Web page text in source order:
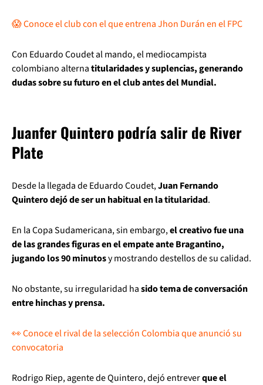
😱 Conoce el club con el que entrena Jhon Durán en el FPC
Con Eduardo Coudet al mando, el mediocampista
colombiano alternatitularidades y suplencias, generando
dudas sobre su futuro en el club antes del Mundial.
Juanfer Quintero podría salir de River
Plate
Desde la llegada de Eduardo Coudet,Juan Fernando
Quintero dejó de ser un habitual en la titularidad.
En la Copa Sudamericana, sin embargo,el creativo fue una
de las grandes figuras en el empate ante Bragantino,
jugando los 90 minutosy mostrando destellos de su calidad.
No obstante, su irregularidad hasido tema de conversación
entre hinchas y prensa.
👀 Conoce el rival de la selección Colombia que anunció su
convocatoria
Rodrigo Riep, agente de Quintero, dejó entreverque el